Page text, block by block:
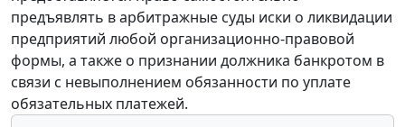
предъявлять в арбитражные суды иски о ликвидации
предприятий любой организационно-правовой
формы, а также о признании должника банкротом в
связи с невыполнением обязанности по уплате
обязательных платежей.